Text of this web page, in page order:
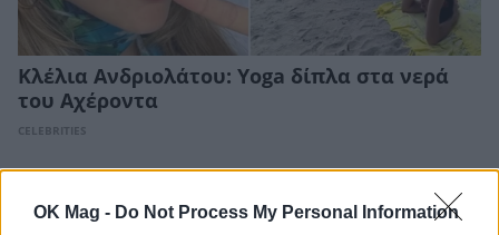
OK Mag - Do Not Process My Personal Information
Κλέλια Ανδριολάτου: Yoga δίπλα στα νερά
του Αχέροντα
CELEBRITIES